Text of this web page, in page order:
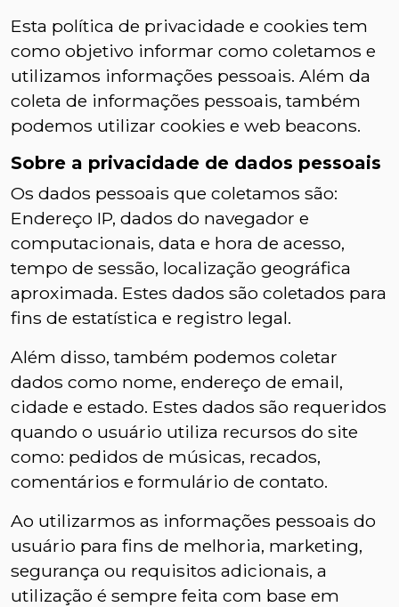
Esta política de privacidade e cookies tem
como objetivo informar como coletamos e
utilizamos informações pessoais. Além da
coleta de informações pessoais, também
podemos utilizar cookies e web beacons.
Sobre a privacidade de dados pessoais
Os dados pessoais que coletamos são:
Endereço IP, dados do navegador e
computacionais, data e hora de acesso,
tempo de sessão, localização geográfica
aproximada. Estes dados são coletados para
fins de estatística e registro legal.
Além disso, também podemos coletar
dados como nome, endereço de email,
cidade e estado. Estes dados são requeridos
quando o usuário utiliza recursos do site
como: pedidos de músicas, recados,
comentários e formulário de contato.
Ao utilizarmos as informações pessoais do
usuário para fins de melhoria, marketing,
segurança ou requisitos adicionais, a
utilização é sempre feita com base em